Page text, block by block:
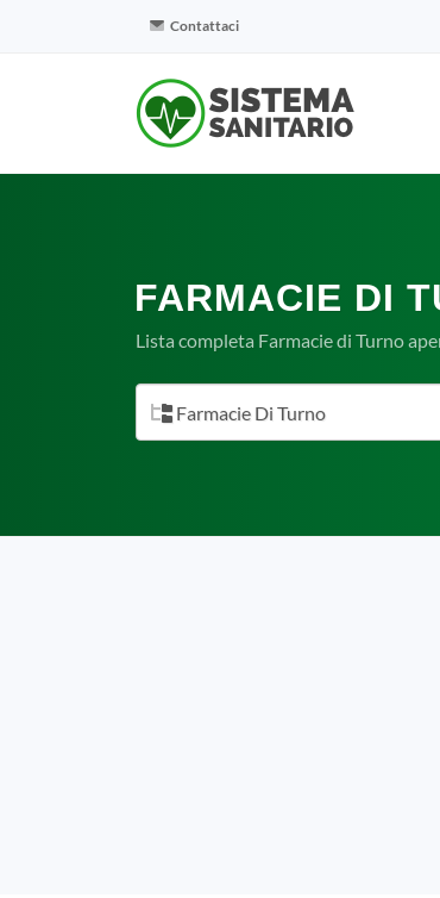
Contattaci
FARMACIE DI
Lista completa Farmacie di Turno
Farmacie Di Turno